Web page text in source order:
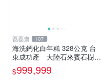
磊磊齋 107
海洗鈣化白年糕 328公克 台
東成功產 大陸石來賓石樹化
玉硅化木化石古骨董古文玩中
國台灣招財風水命理藝術收藏
$999,999